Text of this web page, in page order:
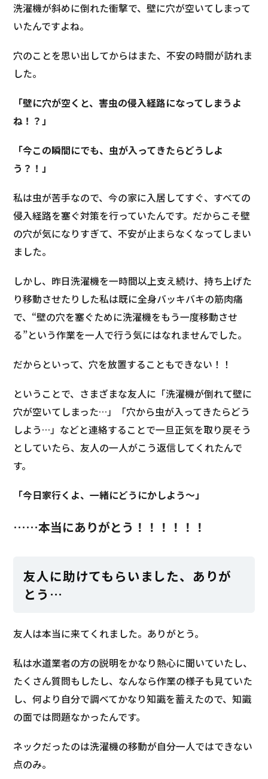
洗濯機が斜めに倒れた衝撃で、壁に穴が空いてしまって
いたんですよね。
穴のことを思い出してからはまた、不安の時間が訪れま
した。
「壁に穴が空くと、害虫の侵入経路になってしまうよ
ね！？」
「今この瞬間にでも、虫が入ってきたらどうしよ
う？！」
私は虫が苦手なので、今の家に入居してすぐ、すべての
侵入経路を塞ぐ対策を行っていたんです。だからこそ壁
の穴が気になりすぎて、不安が止まらなくなってしまい
ました。
しかし、昨日洗濯機を一時間以上支え続け、持ち上げた
り移動させたりした私は既に全身バッキバキの筋肉痛
で、“壁の穴を塞ぐために洗濯機をもう一度移動させ
る”という作業を一人で行う気にはなれませんでした。
だからといって、穴を放置することもできない！！
ということで、さまざまな友人に「洗濯機が倒れて壁に
穴が空いてしまった…」「穴から虫が入ってきたらどう
しよう…」などと連絡することで一旦正気を取り戻そう
としていたら、友人の一人がこう返信してくれたんで
す。
「今日家行くよ、一緒にどうにかしよう～」
……本当にありがとう！！！！！！
友人に助けてもらいました、ありが
とう…
友人は本当に来てくれました。ありがとう。
私は水道業者の方の説明をかなり熱心に聞いていたし、
たくさん質問もしたし、なんなら作業の様子も見ていた
し、何より自分で調べてかなり知識を蓄えたので、知識
の面では問題なかったんです。
ネックだったのは洗濯機の移動が自分一人ではできない
点のみ。